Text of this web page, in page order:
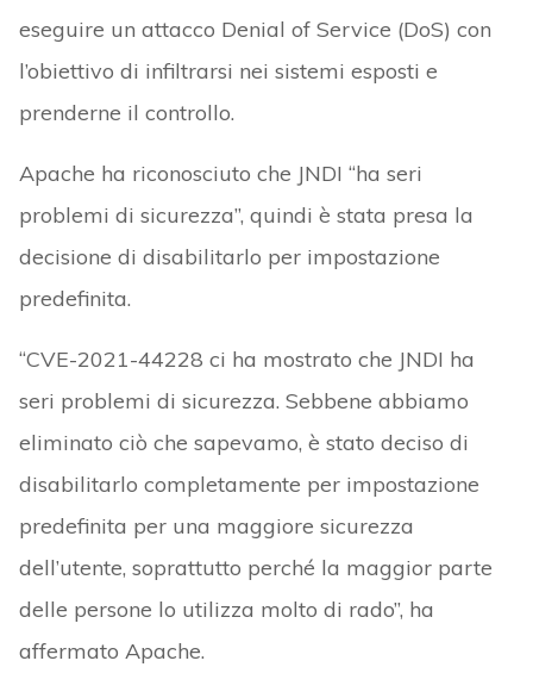
eseguire un attacco Denial of Service (DoS) con
l’obiettivo di infiltrarsi nei sistemi esposti e
prenderne il controllo.
Apache ha riconosciuto che JNDI “ha seri
problemi di sicurezza”, quindi è stata presa la
decisione di disabilitarlo per impostazione
predefinita.
“CVE-2021-44228 ci ha mostrato che JNDI ha
seri problemi di sicurezza. Sebbene abbiamo
eliminato ciò che sapevamo, è stato deciso di
disabilitarlo completamente per impostazione
predefinita per una maggiore sicurezza
dell’utente, soprattutto perché la maggior parte
delle persone lo utilizza molto di rado”, ha
affermato Apache.